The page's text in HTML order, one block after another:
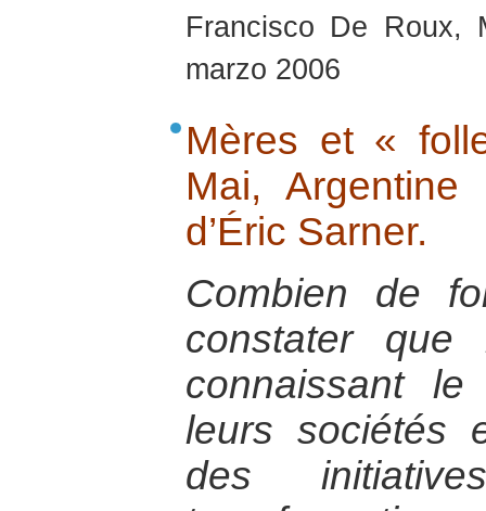
Francisco De Roux,
marzo 2006
Mères et «
Mai, Argentine
d’Éric Sarner.
Combien de
constater que
connaissant
leurs sociétés
des